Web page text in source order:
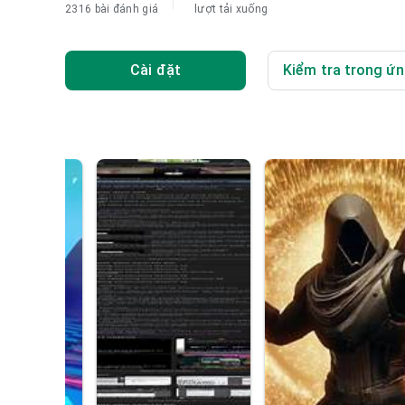
2316 bài đánh giá
lượt tải xuống
Cài đặt Kiểm tra trong